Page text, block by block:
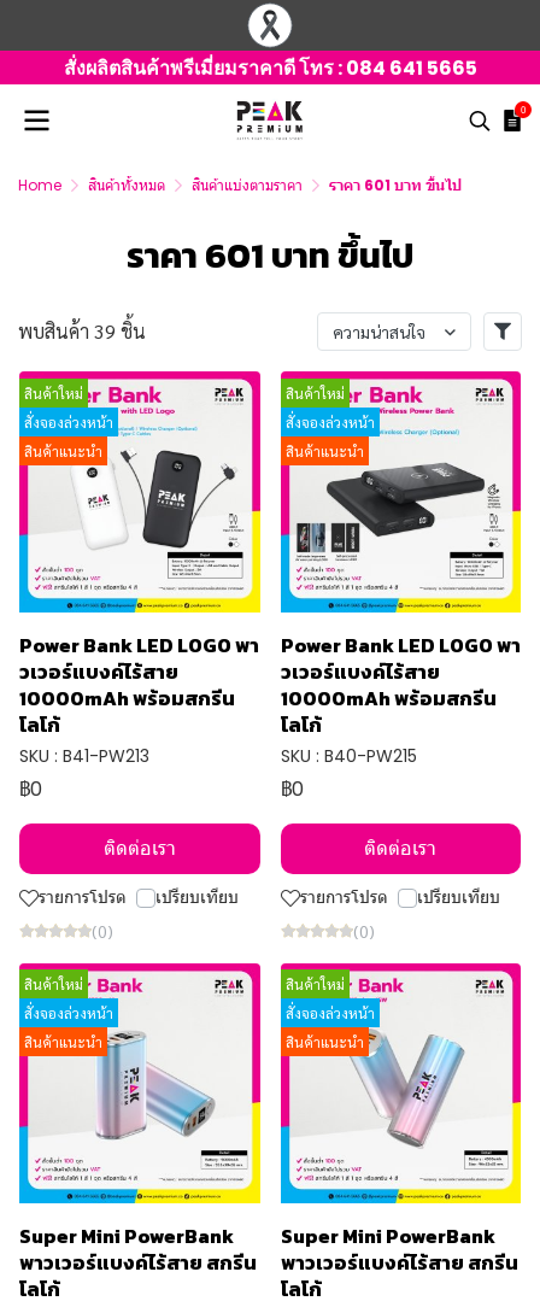
สั่งผลิตสินค้าพรีเมี่ยมราคาดี โทร :084 641 5665
0
Home สินค้าทั้งหมด สินค้าแบ่งตามราคา ราคา 601 บาท ขึ้นไป
ราคา 601 บาท ขึ้นไป
พบสินค้า 39 ชิ้น ความน่าสนใจ
สินค้าใหม่
สั่งจองล่วงหน้า
สินค้าแนะนำ
Power Bank LED LOGO พา
วเวอร์แบงค์ไร้สาย
10000mAh พร้อมสกรีน
โลโก้
SKU : B41-PW213
฿0
ติดต่อเรา
รายการโปรด เปรียบเทียบ
(0)
สินค้าใหม่
สั่งจองล่วงหน้า
สินค้าแนะนำ
Power Bank LED LOGO พา
วเวอร์แบงค์ไร้สาย
10000mAh พร้อมสกรีน
โลโก้
SKU : B40-PW215
฿0
ติดต่อเรา
รายการโปรด เปรียบเทียบ
(0)
สินค้าใหม่
สั่งจองล่วงหน้า
สินค้าแนะนำ
Super Mini PowerBank
พาวเวอร์แบงค์ไร้สาย สกรีน
โลโก้
สินค้าใหม่
สั่งจองล่วงหน้า
สินค้าแนะนำ
Super Mini PowerBank
พาวเวอร์แบงค์ไร้สาย สกรีน
โลโก้